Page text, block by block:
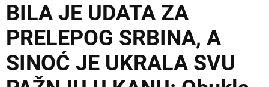
BILA JE UDATA ZA
PRELEPOG SRBINA, A
SINOĆ JE UKRALA SVU